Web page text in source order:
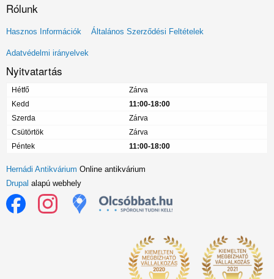
Rólunk
Lábléc
menü
Hasznos Információk Általános Szerződési Feltételek
Adatvédelmi irányelvek
Nyitvatartás
Hétfő
Zárva
Kedd
11:00-18:00
Szerda
Zárva
Csütörtök
Zárva
Péntek
11:00-18:00
Hernádi Antikvárium Online antikvárium
Drupal alapú webhely